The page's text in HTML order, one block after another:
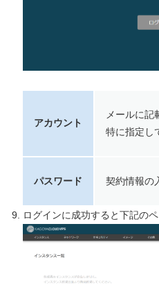
アカウント
メールに記
特に指定し
パスワード 契約情報の
ログインに成功すると下記の